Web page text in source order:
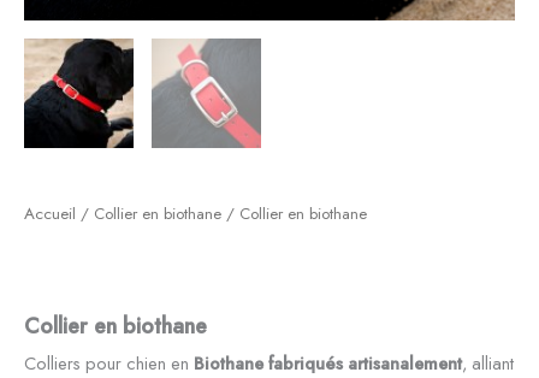
Accueil / Collier en biothane / Collier en biothane
Collier en biothane
Colliers pour chien en Biothane fabriqués artisanalement, alliant